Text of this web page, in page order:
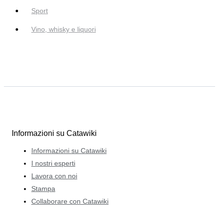
Sport
Vino, whisky e liquori
Informazioni su Catawiki
Informazioni su Catawiki
I nostri esperti
Lavora con noi
Stampa
Collaborare con Catawiki